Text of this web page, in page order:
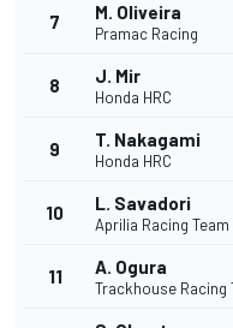
7 M. Oliveira
Pramac Racing
8 J. Mir
Honda HRC
9 T. Nakagami
Honda HRC
10 L. Savadori
Aprilia Racing Team
11 A. Ogura
Trackhouse Racing